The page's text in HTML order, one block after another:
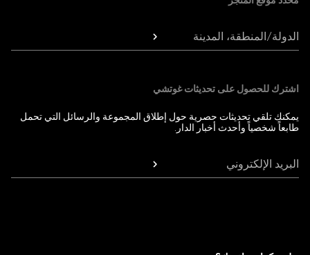
الدولة/المنطقة، المدينة
اشترك للحصول على تحديثات غوتشي
يمكنك تلقي تحديثات حصرية حول إطلاق المجموعة والرسائل التي تحمل
طابعاً شخصياً وأحدث أخبار الدار.
البريد الإلكتروني